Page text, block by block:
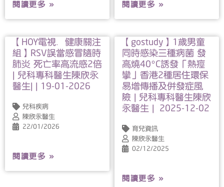
閱讀更多 » 閱讀更多 »
【HOY電視．健康關注
組】RSV誤當感冒隨時
肺炎 死亡率高流感2倍
| 兒科專科醫生陳欣永
醫生| | 19-01-2026
兒科疾病
陳欣永醫生
22/01/2026
閱讀更多 »
【gostudy】1歲男童
同時感染三種病菌 發
高燒40°C誘發「熱痙
攣」香港2種居住環保
易增傳播及併發症風
險 | 兒科專科醫生陳欣
永醫生 | 2025-12-02
育兒資訊
陳欣永醫生
02/12/2025
閱讀更多 »